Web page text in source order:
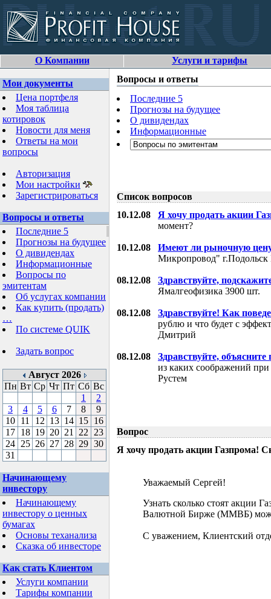
О Компании Услуги и тарифы
Мои документы
Цена портфеля
Моя таблица
котировок
Новости для меня
Ответы на мои
вопросы
Авторизация
Мои настройки
Зарегистрироваться
Вопросы и ответы
Последние 5
Прогнозы на будущее
О дивидендах
Информационные
Вопросы по
эмитентам
Об услугах компании
Как купить (продать)
…
По системе QUIK
Задать вопрос
Август 2026
Пн Вт Ср Чт Пт Сб Вс
1
2
3
4 5 6 7 8
9
10 11 12 13 14 15 16
17 18 19 20 21 22
23
24 25 26 27 28 29 30
31
Начинающему
инвестору
Начинающему
инвестору о ценных
бумагах
Основы теханализа
Сказка об инвесторе
Как стать Клиентом
Услуги компании
Тарифы компании
Вопросы и ответы
Последние 5
Прогнозы на будущее
О дивидендах
Информационные
Список вопросов
10.12.08 Я хочу продать акции
момент?
10.12.08
Имеют ли рыночную
Микропровод"
08.12.08
Здравствуйте,
Ямалгеофизика 3900 шт.
08.12.08
Здравствуйте! Как
рублю и что будет с
Дмитрий
08.12.08
Здравствуйте, объясните
из каких соображений
Рустем
Вопрос
Я хочу продать акции Газпрома!
Уважаемый Сергей!
Узнать сколько стоят акции
Валютной Бирже (ММВБ)
С уважением, Клиентский